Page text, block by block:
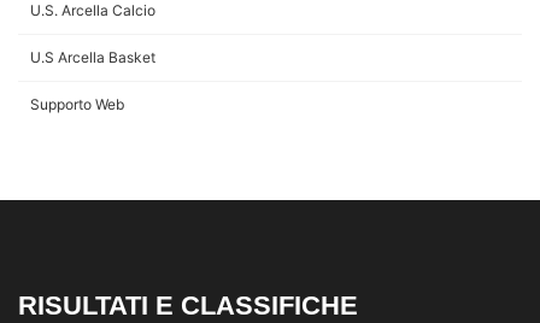
U.S. Arcella Calcio
U.S Arcella Basket
Supporto Web
RISULTATI E CLASSIFICHE